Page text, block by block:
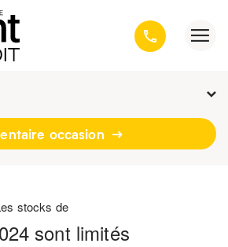
jusqu'à 19h
occasion
stocks de
sont limités